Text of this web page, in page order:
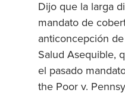
Dijo que la larga
mandato de
anticoncepción
Salud Asequible,
el pasado
the Poor v.